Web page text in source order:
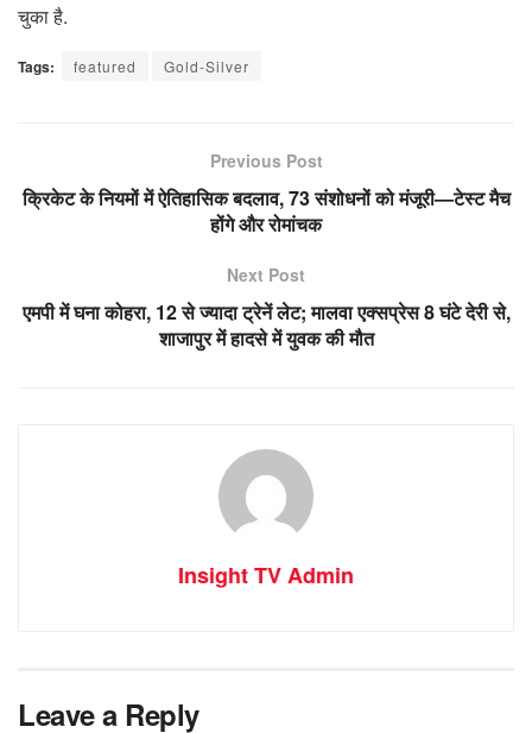
चुका है.
Tags: featured Gold-Silver
Previous Post
क्रिकेट के नियमों में ऐतिहासिक बदलाव, 73 संशोधनों को मंजूरी—टेस्ट मैच
होंगे और रोमांचक
Next Post
एमपी में घना कोहरा, 12 से ज्यादा ट्रेनें लेट; मालवा एक्सप्रेस 8 घंटे देरी से,
शाजापुर में हादसे में युवक की मौत
Insight TV Admin
Leave a Reply